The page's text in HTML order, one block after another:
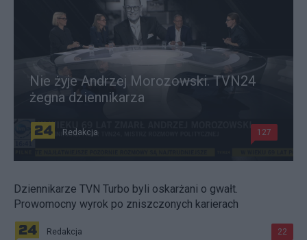
Nie żyje Andrzej Morozowski. TVN24
żegna dziennikarza
Redakcja 127
Dziennikarze TVN Turbo byli oskarżani o gwałt.
Prowomocny wyrok po zniszczonych karierach
Redakcja 22